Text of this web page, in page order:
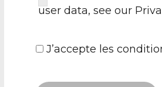
user data, see our
J’accepte les